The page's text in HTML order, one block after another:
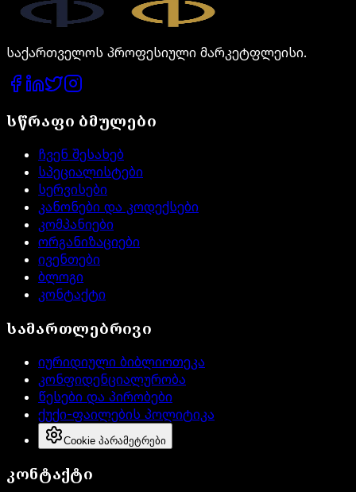
საქართველოს პროფესიული მარკეტფლეისი.
სწრაფი ბმულები
ჩვენ შესახებ
სპეციალისტები
სერვისები
კანონები და კოდექსები
კომპანიები
ორგანიზაციები
ივენთები
ბლოგი
კონტაქტი
სამართლებრივი
იურიდიული ბიბლიოთეკა
კონფიდენციალურობა
წესები და პირობები
ქუქი-ფაილების პოლიტიკა
Cookie პარამეტრები
კონტაქტი